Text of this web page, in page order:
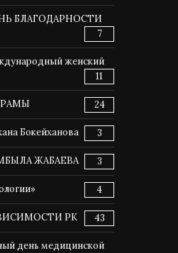
БЛАГОДАРНОСТИ
7
женский
11
24
Бокейханова 3
ЖАБАЕВА 3
4
РК 43
день медицинской